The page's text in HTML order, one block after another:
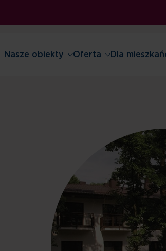
Nasze obiekty Oferta Dla